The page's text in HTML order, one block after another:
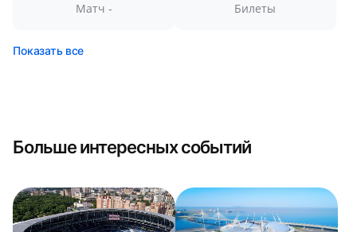
Матч - Билеты
Показать все
Больше интересных событий